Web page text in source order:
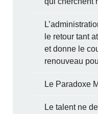
le retour tant
et donne le
renouveau
Le Paradoxe
Le talent ne